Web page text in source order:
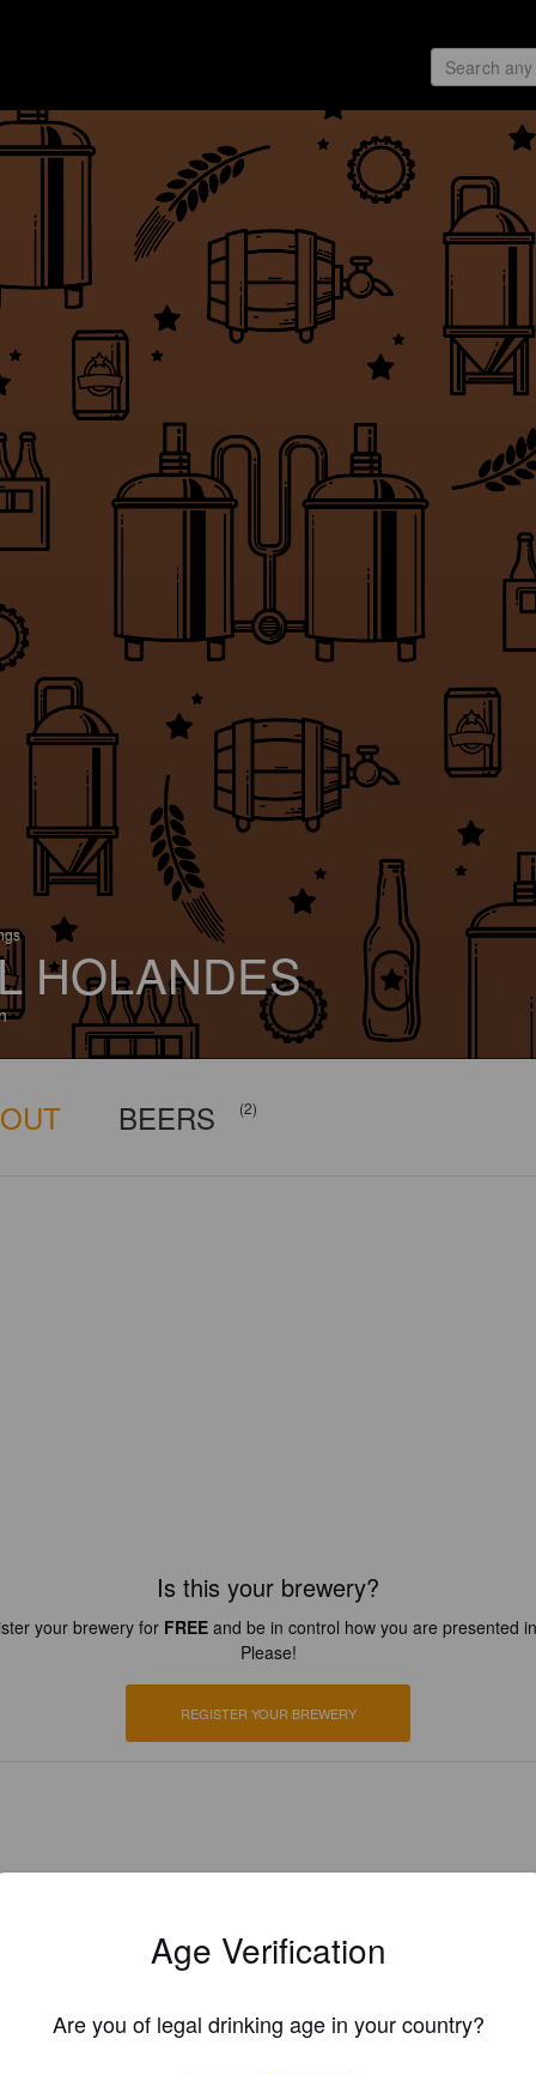
HOLANDES
BEERS (2)
Is this your brewery?
your brewery for FREEand be in control how you are presented
Please!
REGISTER YOUR BREWERY
Age Verification
Are you of legal drinking age in your country?